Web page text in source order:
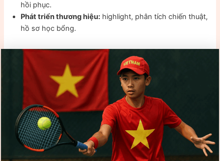
hồi phục.
Phát triển thương hiệu: highlight, phân tích chiến thuật,
hồ sơ học bổng.